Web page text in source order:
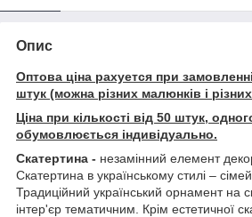
Опис
Оптова ціна рахуется при
штук (можна різних малюнків і
Ціна при кількості від 50 штук,
обумовлюється індивідуально.
Скатертина - незамінний елемент
Скатертина в українському стилі –
Традиційний український орнамент на
інтер'єр тематичним. Крім естетичної